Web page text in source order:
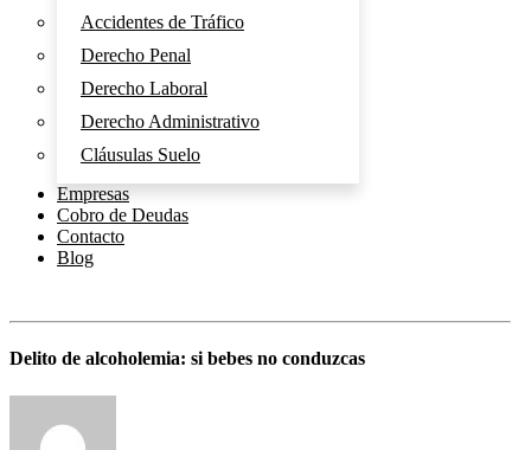
Accidentes de Tráfico
Derecho Penal
Derecho Laboral
Derecho Administrativo
Cláusulas Suelo
Empresas
Cobro de Deudas
Contacto
Blog
Delito de alcoholemia: si bebes no conduzcas